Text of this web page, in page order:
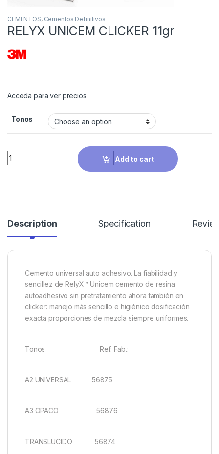
CEMENTOS, Cementos Definitivos
RELYX UNICEM CLICKER 11gr
Acceda para ver precios
Tonos
Quantity
Add to cart
Description Specification
Cemento universal auto adhesivo. La fiabilidad y
sencillez de RelyX™ Unicem cemento de resina
autoadhesivo sin pretratamiento ahora también en
clicker: manejo más sencillo e higiénico dosificación
exacta proporciones de mezcla siempre uniformes.
Tonos Ref. Fab.:
A2 UNIVERSAL 56875
A3 OPACO 56876
TRANSLUCIDO 56874